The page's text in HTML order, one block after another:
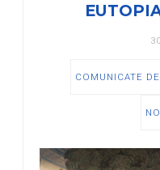
COMUNICATE